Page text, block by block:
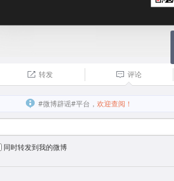
 转发  评论
#微博辟谣#平台， 欢迎查阅！
同时转发到我的微博